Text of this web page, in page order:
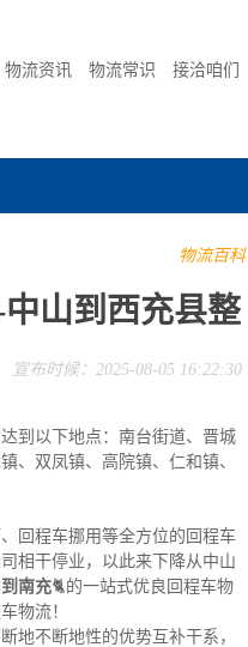
物流资讯 物流常识 接洽咱们
物流百科
山到西充县整
宣布时候：2025-08-05 16:22:30
到以下地点：南台街道、晋城
、双凤镇、高院镇、仁和镇、
回程车挪用等全方位的回程车
相干停业，以此来下降从中山
南充🐈的一站式优良回程车物
物流！
地不断地性的优势互补干系，